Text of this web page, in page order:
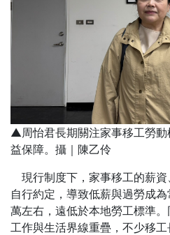
▲周怡君長期關注家事移工勞
益保障。攝｜陳乙伶
現行制度下，家事移工的薪
自行約定，導致低薪與過勞成
萬左右，遠低於本地勞工標準。
工作與生活界線重疊，不少移